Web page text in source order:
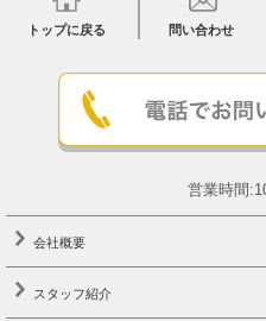
トップに戻る 問い合わせ
営業時間
会社概要
スタッフ紹介